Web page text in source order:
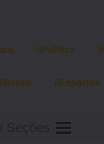
//Política //
//Brasil //Esportes